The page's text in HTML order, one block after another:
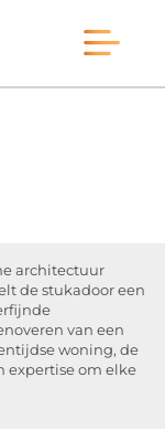
architectuur
de stukadoor een
van een
woning, de
expertise om elke